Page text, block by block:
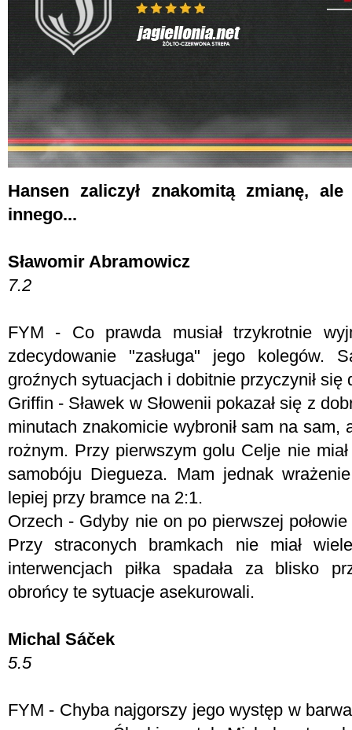
Hansen zaliczył znakomitą zmianę,
innego...
Sławomir Abramowicz
7.2
FYM - Co prawda musiał trzykrotnie
zdecydowanie "zasługa" jego kolegów.
groźnych sytuacjach i dobitnie przyczynił się
Griffin - Sławek w Słowenii pokazał się z
minutach znakomicie wybronił sam na sam,
rożnym. Przy pierwszym golu Celje nie
samobóju Diegueza. Mam jednak
lepiej przy bramce na 2:1.
Orzech - Gdyby nie on po pierwszej
Przy straconych bramkach nie miał
interwencjach piłka spadała za blisko
obrońcy te sytuacje asekurowali.
Michal Sáček
5.5
FYM - Chyba najgorszy jego występ w